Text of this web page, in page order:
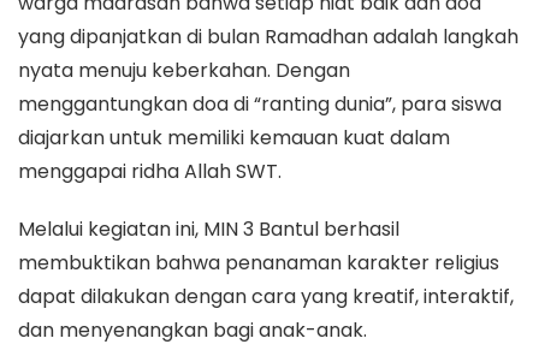
yang dipanjatkan di bulan Ramadhan adalah langkah
nyata menuju keberkahan. Dengan
menggantungkan doa di “ranting dunia”, para siswa
diajarkan untuk memiliki kemauan kuat dalam
menggapai ridha Allah SWT.
​Melalui kegiatan ini, MIN 3 Bantul berhasil
membuktikan bahwa penanaman karakter religius
dapat dilakukan dengan cara yang kreatif, interaktif,
dan menyenangkan bagi anak-anak.